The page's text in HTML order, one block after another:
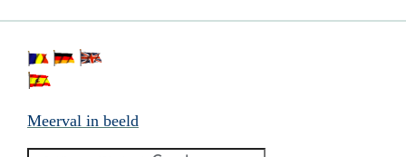
Meerval in beeld